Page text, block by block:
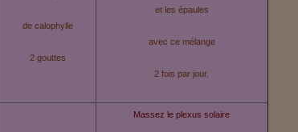
de calophylle
2 gouttes
et les épaules
avec ce mélange
2 fois par jour.
Massez le plexus solaire